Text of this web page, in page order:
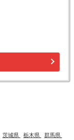
茨城県 栃木県
群馬県